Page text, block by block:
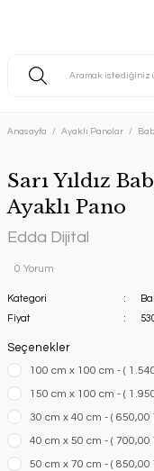
Anasayfa Ayaklı Panolar
Sarı Yıldız
Ayaklı Pano
Edda Dijital
0 Yorum
Kategori
Fiyat
Seçenekler
100 cm x 100 cm - (
150 cm x 100 cm - (
30 cm x 40 cm - ( 650,00
40 cm x 50 cm - ( 700,00
50 cm x 70 cm - ( 850,00